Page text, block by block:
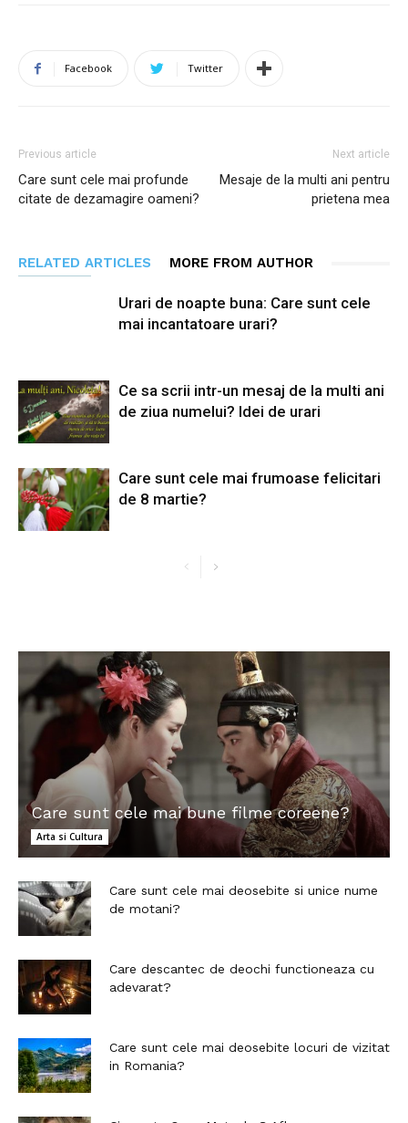
Facebook Twitter
Previous article
Care sunt cele mai profunde
citate de dezamagire oameni?
Next article
Mesaje de la multi ani pentru
prietena mea
RELATED ARTICLES MORE FROM AUTHOR
Urari de noapte buna: Care sunt cele
mai incantatoare urari?
Ce sa scrii intr-un mesaj de la multi ani
de ziua numelui? Idei de urari
Care sunt cele mai frumoase felicitari
de 8 martie?
Care sunt cele mai bune filme coreene?
Arta si Cultura
Care sunt cele mai deosebite si unice nume
de motani?
Care descantec de deochi functioneaza cu
adevarat?
Care sunt cele mai deosebite locuri de vizitat
in Romania?